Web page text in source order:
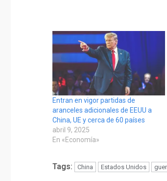
Entran en vigor partidas de
aranceles adicionales de EEUU a
China, UE y cerca de 60 países
abril 9, 2025
En «Economía»
Tags: China Estados Unidos